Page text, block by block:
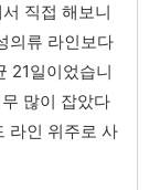
직접 해보니
의류 라인보다
21일이었습니
많이 잡았다
라인 위주로 사